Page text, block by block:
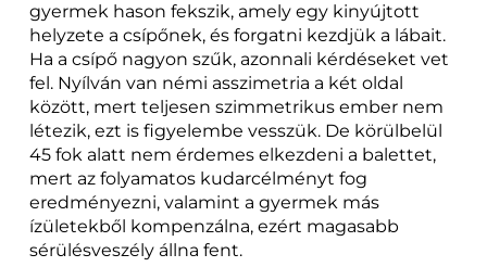
gyermek hason fekszik, amely egy kinyújtott
helyzete a csípőnek, és forgatni kezdjük a lábait.
Ha a csípő nagyon szűk, azonnali kérdéseket vet
fel. Nyílván van némi asszimetria a két oldal
között, mert teljesen szimmetrikus ember nem
létezik, ezt is figyelembe vesszük. De körülbelül
45 fok alatt nem érdemes elkezdeni a balettet,
mert az folyamatos kudarcélményt fog
eredményezni, valamint a gyermek más
ízületekből kompenzálna, ezért magasabb
sérülésveszély állna fent.